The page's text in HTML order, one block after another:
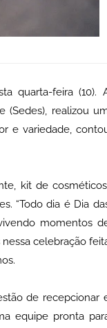
quarta-feira (10).
(Sedes), realizou
e variedade,
kit de
“Todo dia é Dia
momentos
celebração
de recepcionar
equipe pronta